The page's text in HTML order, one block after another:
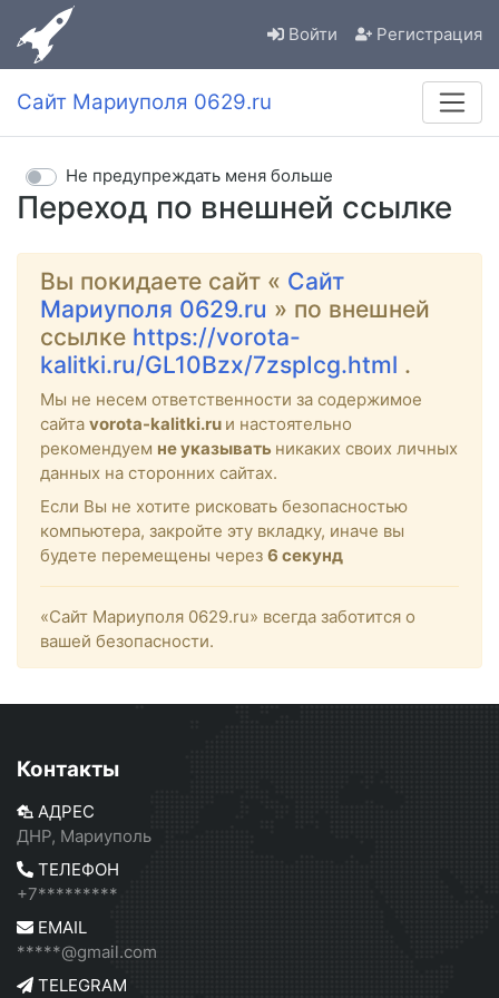
Войти Регистрация
Сайт Мариуполя 0629.ru
Переход по внешней ссылке
Не предупреждать меня больше
Вы покидаете сайт « Сайт
Мариуполя 0629.ru » по внешней
ссылке https://vorota-
kalitki.ru/GL10Bzx/7zspIcg.html .
Мы не несем ответственности за содержимое
сайта vorota-kalitki.ru и настоятельно
рекомендуем не указывать никаких своих личных
данных на сторонних сайтах.
Если Вы не хотите рисковать безопасностью
компьютера, закройте эту вкладку, иначе вы
будете перемещены через 6 секунд
«Сайт Мариуполя 0629.ru» всегда заботится о
вашей безопасности.
Контакты
АДРЕС
ДНР, Мариуполь
ТЕЛЕФОН
+7*********
EMAIL
*****@gmail.com
TELEGRAM